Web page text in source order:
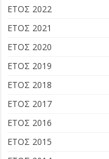
ΕΤΟΣ 2022
ΕΤΟΣ 2021
ΕΤΟΣ 2020
ΕΤΟΣ 2019
ΕΤΟΣ 2018
ΕΤΟΣ 2017
ΕΤΟΣ 2016
ΕΤΟΣ 2015